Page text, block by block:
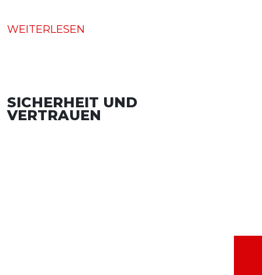
WEITERLESEN
SICHERHEIT UND
VERTRAUEN